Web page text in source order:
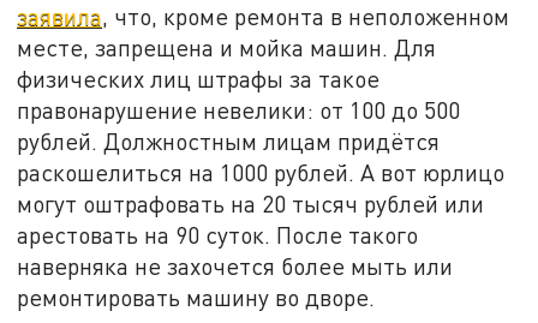
заявила, что, кроме ремонта в неположенном
месте, запрещена и мойка машин. Для
физических лиц штрафы за такое
правонарушение невелики: от 100 до 500
рублей. Должностным лицам придётся
раскошелиться на 1000 рублей. А вот юрлицо
могут оштрафовать на 20 тысяч рублей или
арестовать на 90 суток. После такого
наверняка не захочется более мыть или
ремонтировать машину во дворе.